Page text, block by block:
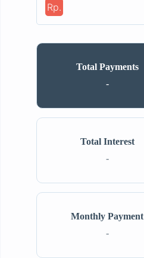
Rp.
Monthly Payment
-
Total Interest
-
Total Payments
-